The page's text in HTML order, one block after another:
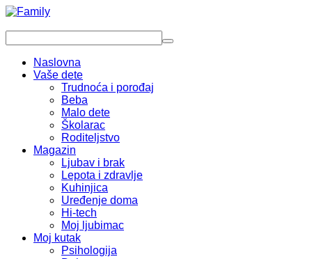
Naslovna
Vaše dete
Trudnoća i porođaj
Beba
Malo dete
Školarac
Roditeljstvo
Magazin
Ljubav i brak
Lepota i zdravlje
Kuhinjica
Uređenje doma
Hi-tech
Moj ljubimac
Moj kutak
Psihologija